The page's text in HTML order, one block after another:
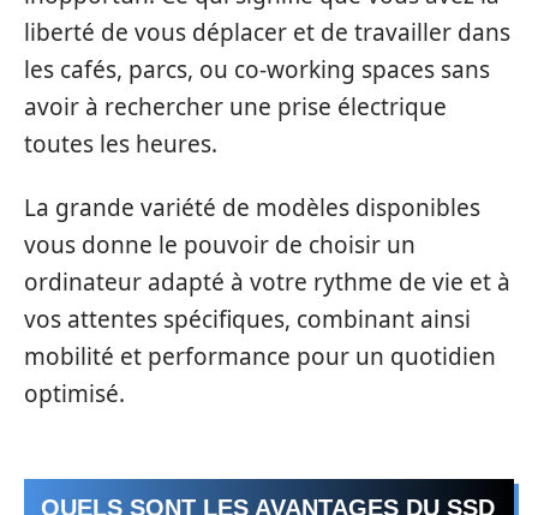
liberté de vous déplacer et de travailler dans
les cafés, parcs, ou co-working spaces sans
avoir à rechercher une prise électrique
toutes les heures.
La grande variété de modèles disponibles
vous donne le pouvoir de choisir un
ordinateur adapté à votre rythme de vie et à
vos attentes spécifiques, combinant ainsi
mobilité et performance pour un quotidien
optimisé.
QUELS SONT LES AVANTAGES DU SSD